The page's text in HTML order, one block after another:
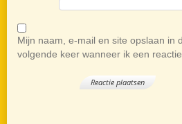
Mijn naam, e-mail en site opslaan in
volgende keer wanneer ik een reactie